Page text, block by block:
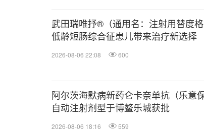
武田瑞唯抒®（通用名：注射用替度
低龄短肠综合征患儿带来治疗新选择
2026-08-06 22:08 600
阿尔茨海默病新药仑卡奈单抗（乐意
自动注射剂型于博鳌乐城获批
2026-08-06 18:16 559